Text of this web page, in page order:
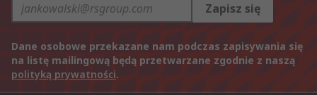
Zapisz się
Dane osobowe przekazane nam podczas zapisywania się
na listę mailingową będą przetwarzane zgodnie z naszą
polityką prywatności.